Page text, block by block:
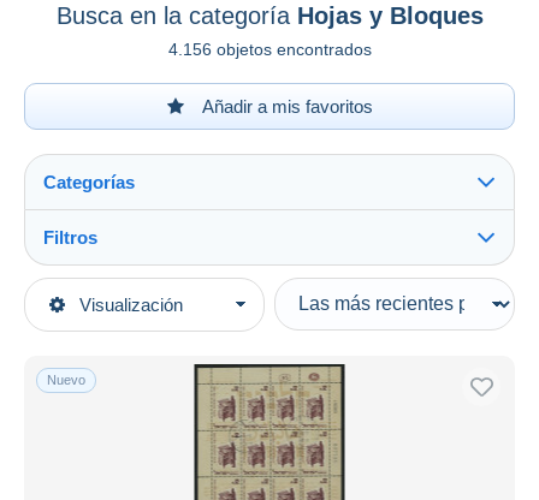
Busca en la categoría Hojas y Bloques
4.156 objetos encontrados
Añadir a mis favoritos
Visualización
Categorías
Categorías principales
Asia
Filtros
Tipo de venta
Activas
Precios fijos
Subasta con ofertas
Subastas sin pujas
Casa de subastas
Nuevo